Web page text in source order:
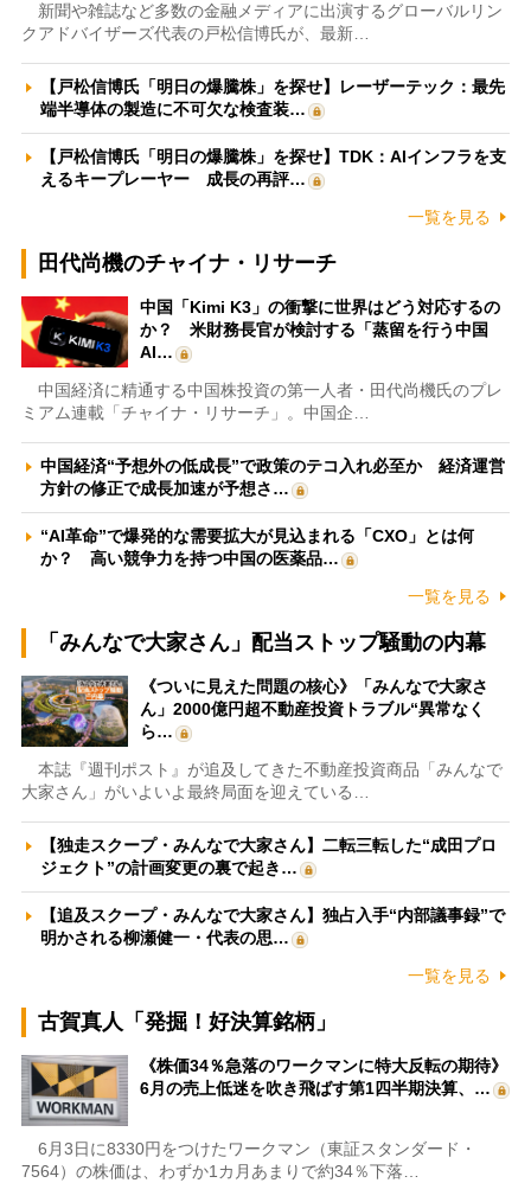
新聞や雑誌など多数の金融メディアに出演するグローバルリン
クアドバイザーズ代表の戸松信博氏が、最新…
【戸松信博氏「明日の爆騰株」を探せ】レーザーテック：最先
端半導体の製造に不可欠な検査装…
【戸松信博氏「明日の爆騰株」を探せ】TDK：AIインフラを支
えるキープレーヤー 成長の再評…
一覧を見る
田代尚機のチャイナ・リサーチ
中国「Kimi K3」の衝撃に世界はどう対応するの
か？ 米財務長官が検討する「蒸留を行う中国
AI…
中国経済に精通する中国株投資の第一人者・田代尚機氏のプレ
ミアム連載「チャイナ・リサーチ」。中国企…
中国経済“予想外の低成長”で政策のテコ入れ必至か 経済運営
方針の修正で成長加速が予想さ…
“AI革命”で爆発的な需要拡大が見込まれる「CXO」とは何
か？ 高い競争力を持つ中国の医薬品…
一覧を見る
「みんなで大家さん」配当ストップ騒動の内幕
《ついに見えた問題の核心》「みんなで大家さ
ん」2000億円超不動産投資トラブル“異常なく
ら…
本誌『週刊ポスト』が追及してきた不動産投資商品「みんなで
大家さん」がいよいよ最終局面を迎えている…
【独走スクープ・みんなで大家さん】二転三転した“成田プロ
ジェクト”の計画変更の裏で起き…
【追及スクープ・みんなで大家さん】独占入手“内部議事録”で
明かされる柳瀬健一・代表の思…
一覧を見る
古賀真人「発掘！好決算銘柄」
《株価34％急落のワークマンに特大反転の期待》
6月の売上低迷を吹き飛ばす第1四半期決算、…
6月3日に8330円をつけたワークマン（東証スタンダード・
7564）の株価は、わずか1カ月あまりで約34％下落…